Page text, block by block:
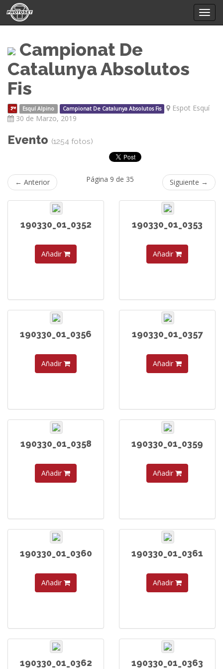
menú
Campionat De
Catalunya Absolutos
Fis
Esquí Alpino Campionat De Catalunya Absolutos Fis
Espot Esquí
30 de Marzo, 2019
Evento (1254 fotos)
← Anterior Página 9 de 35 Siguiente →
190330_01_0352
Añadir
190330_01_0353
Añadir
190330_01_0356
Añadir
190330_01_0357
Añadir
190330_01_0358
Añadir
190330_01_0359
Añadir
190330_01_0360
Añadir
190330_01_0361
Añadir
190330_01_0362 190330_01_0363